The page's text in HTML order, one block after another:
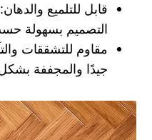
قابل للتلميع والدهان:
التصميم بسهولة
مقاوم للتشققات
جيدًا والمجففة